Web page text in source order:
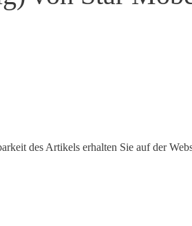
des Artikels erhalten Sie auf der